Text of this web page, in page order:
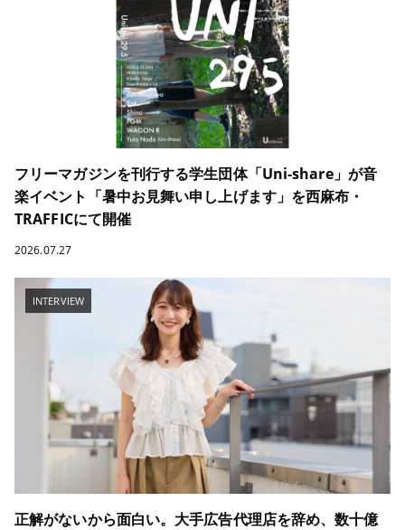
フリーマガジンを刊行する学生団体「Uni-share」が音
楽イベント「暑中お見舞い申し上げます」を西麻布・
TRAFFICにて開催
2026.07.27
INTERVIEW
正解がないから面白い。大手広告代理店を辞め、数十億